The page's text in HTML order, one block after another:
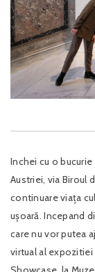
Inchei cu o
Austriei, via Biroul
continuare viața
ușoară. Incepand
care nu vor putea
virtual al